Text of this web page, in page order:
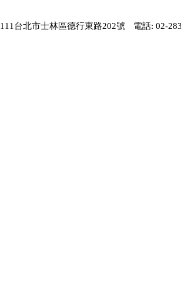
111台北市士林區德行東路202號 電話: 02-